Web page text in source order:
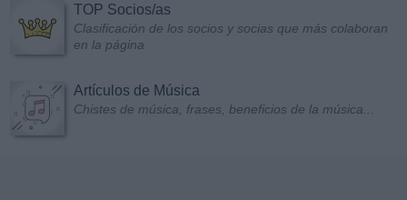
TOP Socios/as
Clasificación de los socios y socias que más colaboran
en la página
Artículos de Música
Chistes de música, frases, beneficios de la música...